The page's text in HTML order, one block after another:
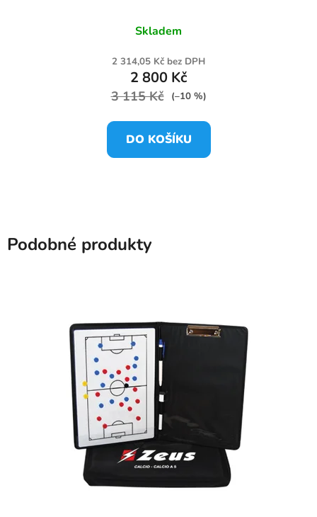
Skladem
2 314,05 Kč bez DPH
2 800 Kč
3 115 Kč (–10 %)
DO KOŠÍKU
Podobné produkty